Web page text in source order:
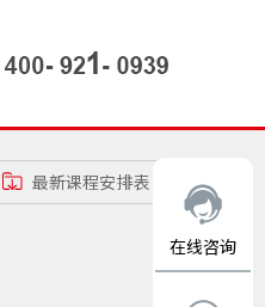
在线咨询
最新课程安排表